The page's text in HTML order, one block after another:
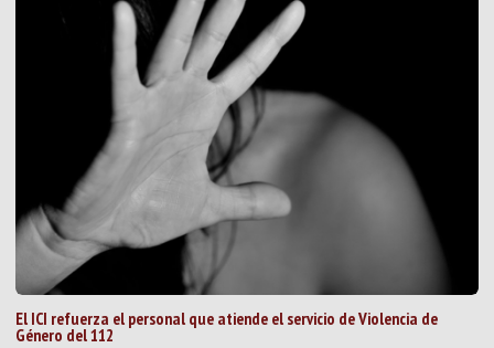
El ICI refuerza el personal que atiende el servicio de Violencia de
Género del 112